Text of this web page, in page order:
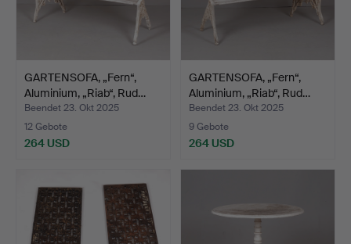
GARTENSOFA, „Fern“,
Aluminium, „Riab“, Rud…
Beendet 23. Okt 2025
12 Gebote
264 USD
GARTENSOFA, „Fern“,
Aluminium, „Riab“, Rud…
Beendet 23. Okt 2025
9 Gebote
264 USD